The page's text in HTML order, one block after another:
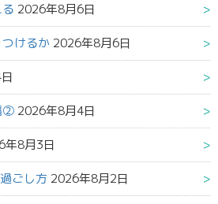
2026年8月6日
けるか 2026年8月6日
② 2026年8月4日
年8月3日
ごし方 2026年8月2日